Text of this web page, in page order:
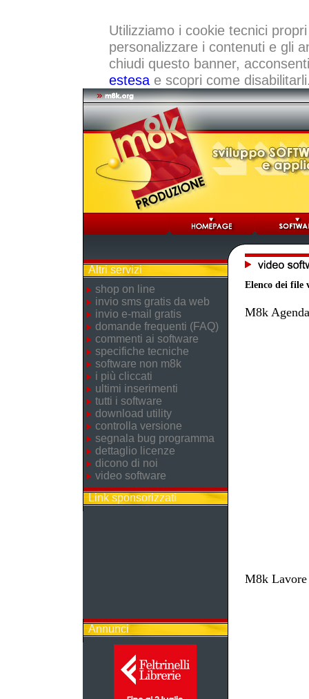
Utilizziamo i cookie tecnici
personalizzare i contenuti e gli
chiudi questo banner,
estesae scopri come
Altri servizi
shop on line
invio sms gratis da web
invio e-mail gratis
domande frequenti (FAQ)
commenti ai software
specifiche tecniche
software non m8k
i più cliccati
ultimi inserimenti
tutti i software
download utility
controlla versione
segnala bug programma
dettaglio licenze
dicono di noi
video software
Link sponsorizzati
Annunci
Elenco dei file
M8k
M8k